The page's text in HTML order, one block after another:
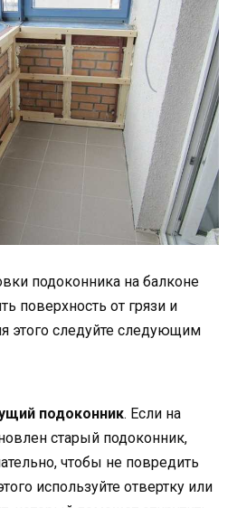
подоконника на балконе
поверхность от грязи и
этого следуйте следующим
подоконник. Если на
старый подоконник,
чтобы не повредить
используйте отвертку или